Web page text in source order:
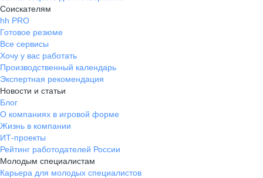
Соискателям
hh PRO
Готовое резюме
Все сервисы
Хочу у вас работать
Производственный календарь
Экспертная рекомендация
Новости и статьи
Блог
О компаниях в игровой форме
Жизнь в компании
ИТ-проекты
Рейтинг работодателей России
Молодым специалистам
Карьера для молодых специалистов